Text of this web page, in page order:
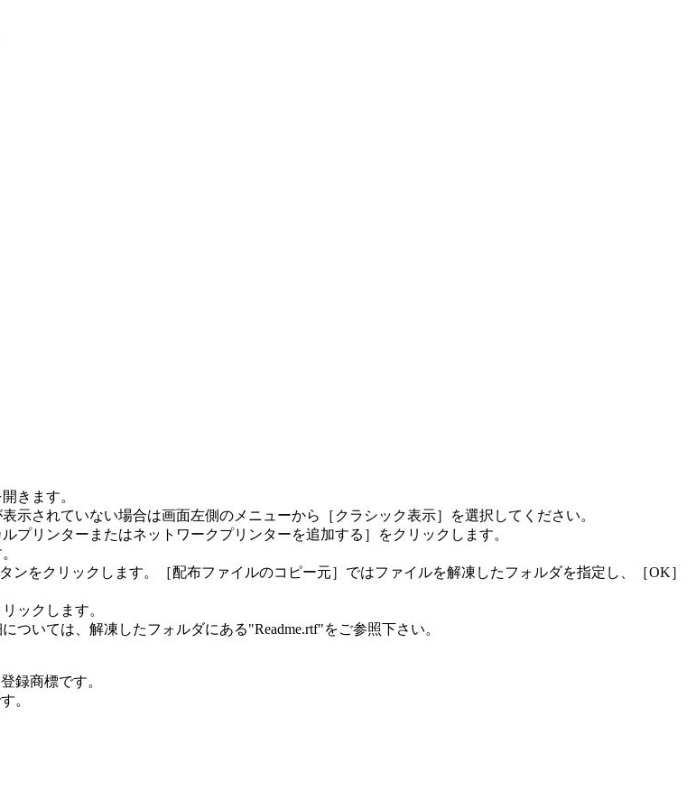
きます。
示されていない場合は画面左側のメニューから［クラシック表示］を選択してください。
リンターまたはネットワークプリンターを追加する］をクリックします。
ンをクリックします。［配布ファイルのコピー元］ではファイルを解凍したフォルダを指定し、［OK］
ックします。
いては、解凍したフォルダにある"Readme.rtf"をご参照下さい。
録商標です。
。